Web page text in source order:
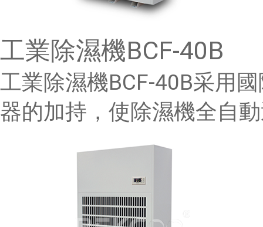
工業除濕機BCF-40B
工業除濕機BCF-40B采用
器的加持，使除濕機全自